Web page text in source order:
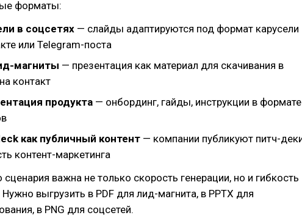
форматы:
в соцсетях — слайды адаптируются под формат карусели
или Telegram-поста
магниты — презентация как материал для скачивания в
контакт
продукта — онбординг, гайды, инструкции в формате
как публичный контент — компании публикуют питч-
контент-маркетинга
сценария важна не только скорость генерации, но и гибкость
Нужно выгрузить в PDF для лид-магнита, в PPTX для
в PNG для соцсетей.